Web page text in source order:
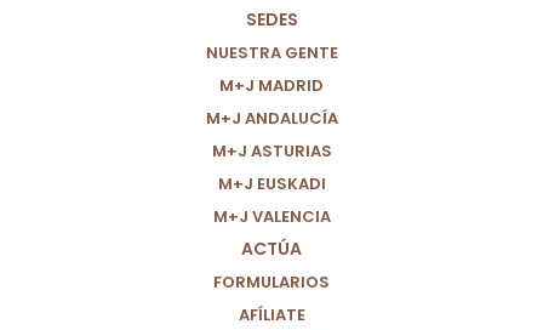
SEDES
NUESTRA GENTE
M+J MADRID
M+J ANDALUCÍA
M+J ASTURIAS
M+J EUSKADI
M+J VALENCIA
ACTÚA
FORMULARIOS
AFÍLIATE
Discapacidad